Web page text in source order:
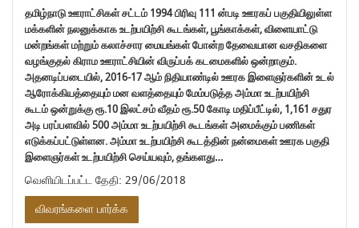
தமிழ்நாடு ஊராட்சிகள் சட்டம் 1994 பிரிவு 111 ன்படி ஊரகப் பகுதியிலுள்ள
மக்களின் நலனுக்காக உடற்பயிற்சி கூடங்கள், பூங்காக்கள், விளையாட்டு
மன்றங்கள் மற்றும் கலாச்சார மையங்கள் போன்ற தேவையான வசதிகளை
வழங்குதல் கிராம ஊராட்சியின் விருப்பக் கடமைகளில் ஒன்றாகும்.
அதனடிப்படையில், 2016-17 ஆம் நிதியாண்டில் ஊரக இளைஞர்களின் உடல்
ஆரோக்கியத்தையும் மன வளத்தையும் மேம்படுத்த அம்மா உடற்பயிற்சி
கூடம் ஒன்றுக்கு ரூ.10 இலட்சம் வீதம் ரூ.50 கோடி மதிப்பீட்டில், 1,161 சதுர
அடி பரப்பளவில் 500 அம்மா உடற்பயிற்சி கூடங்கள் அமைக்கும் பணிகள்
எடுக்கப்பட்டுள்ளன. அம்மா உடற்பயிற்சி கூடத்தின் நன்மைகள் ஊரக பகுதி
இளைஞர்கள் உடற்பயிற்சி செய்யவும், தங்களது…
வெளியிடப்பட்ட தேதி: 29/06/2018
விவரங்களை பார்க்க